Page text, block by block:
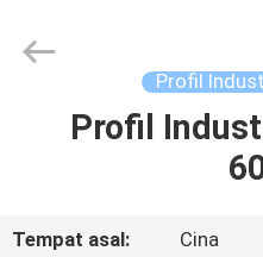
RUMAH
Rights
Profil
Profil
Tempat asal:
Cina